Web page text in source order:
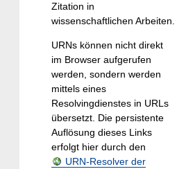
Zitation in
wissenschaftlichen Arbeiten.
URNs können nicht direkt
im Browser aufgerufen
werden, sondern werden
mittels eines
Resolvingdienstes in URLs
übersetzt. Die persistente
Auflösung dieses Links
erfolgt hier durch den
URN-Resolver der